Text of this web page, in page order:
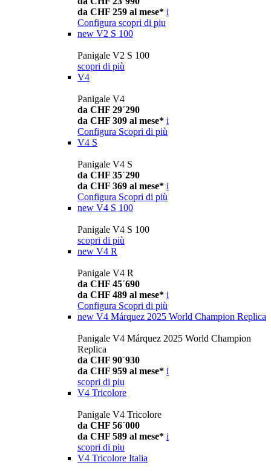
da CHF 259 al mese* i
Configura scopri di piu
new V2 S 100
Panigale V2 S 100
scopri di più
V4
Panigale V4
da CHF 29´290
da CHF 309 al mese* i
Configura Scopri di più
V4 S
Panigale V4 S
da CHF 35´290
da CHF 369 al mese* i
Configura Scopri di più
new V4 S 100
Panigale V4 S 100
scopri di più
new V4 R
Panigale V4 R
da CHF 45´690
da CHF 489 al mese* i
Configura Scopri di più
new V4 Márquez 2025 World Champion Replica
Panigale V4 Márquez 2025 World Champion
Replica
da CHF 90´930
da CHF 959 al mese* i
scopri di piu
V4 Tricolore
Panigale V4 Tricolore
da CHF 56´000
da CHF 589 al mese* i
scopri di piu
V4 Tricolore Italia